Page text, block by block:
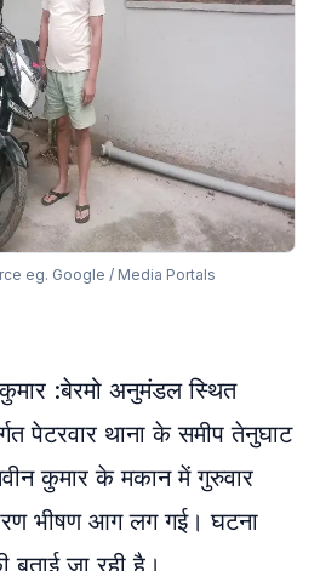
eg. Google / Media Portals
:बेरमो अनुमंडल स्थित
पेटरवार थाना के समीप तेनुघाट
कुमार के मकान में गुरुवार
भीषण आग लग गई। घटना
जा रही है।